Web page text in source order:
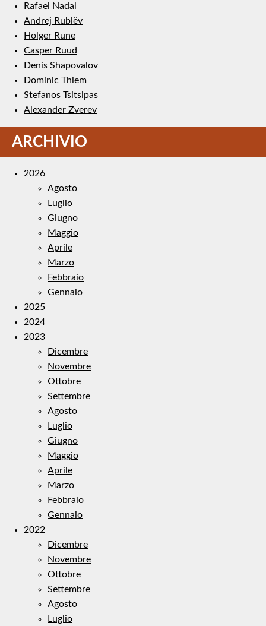
Rafael Nadal
Andrej Rublëv
Holger Rune
Casper Ruud
Denis Shapovalov
Dominic Thiem
Stefanos Tsitsipas
Alexander Zverev
ARCHIVIO
2026
Agosto
Luglio
Giugno
Maggio
Aprile
Marzo
Febbraio
Gennaio
2025
2024
2023
Dicembre
Novembre
Ottobre
Settembre
Agosto
Luglio
Giugno
Maggio
Aprile
Marzo
Febbraio
Gennaio
2022
Dicembre
Novembre
Ottobre
Settembre
Agosto
Luglio